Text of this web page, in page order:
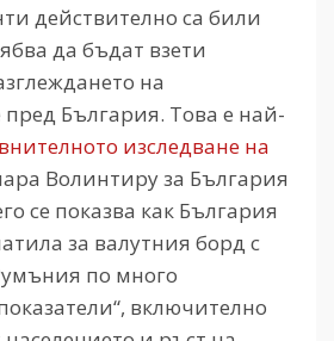
действително са били
да бъдат взети
на
България. Това е най-
изследване на
Волинтиру за България
се показва как България
за валутния борд с
по много
включително